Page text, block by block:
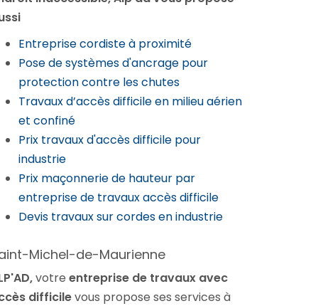
Entreprise cordiste à proximité
Pose de systèmes d'ancrage pour
protection contre les chutes
Travaux d’accès difficile en milieu aérien
et confiné
Prix travaux d'accès difficile pour
industrie
Prix maçonnerie de hauteur par
entreprise de travaux accès difficile
Devis travaux sur cordes en industrie
Michel-de-Maurienne
votre entreprise de travaux avec
difficilevous propose ses services à